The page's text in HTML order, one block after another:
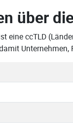
über
eine ccTLD